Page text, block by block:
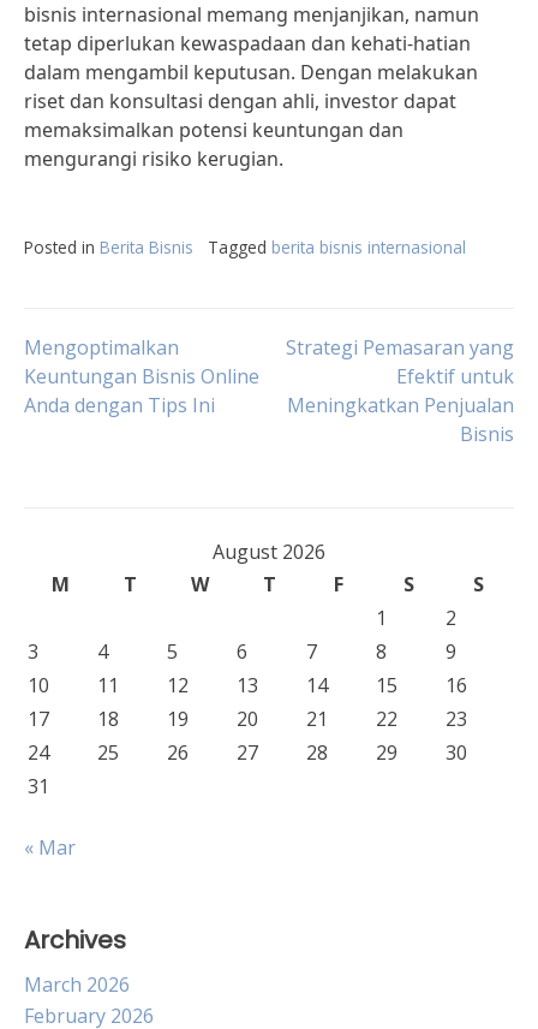
bisnis internasional memang menjanjikan, namun
tetap diperlukan kewaspadaan dan kehati-hatian
dalam mengambil keputusan. Dengan melakukan
riset dan konsultasi dengan ahli, investor dapat
memaksimalkan potensi keuntungan dan
mengurangi risiko kerugian.
Posted in Berita Bisnis Tagged berita bisnis internasional
Post
navigation
Mengoptimalkan
Keuntungan Bisnis Online
Anda dengan Tips Ini
Strategi Pemasaran yang
Efektif untuk
Meningkatkan Penjualan
Bisnis
August 2026
M
T W T F S
S
1
2
3
4 5 6 7 8
9
10
11 12 13 14 15
16
17
18 19 20 21 22
23
24
25 26 27 28 29
30
31
« Mar
Archives
March 2026
February 2026